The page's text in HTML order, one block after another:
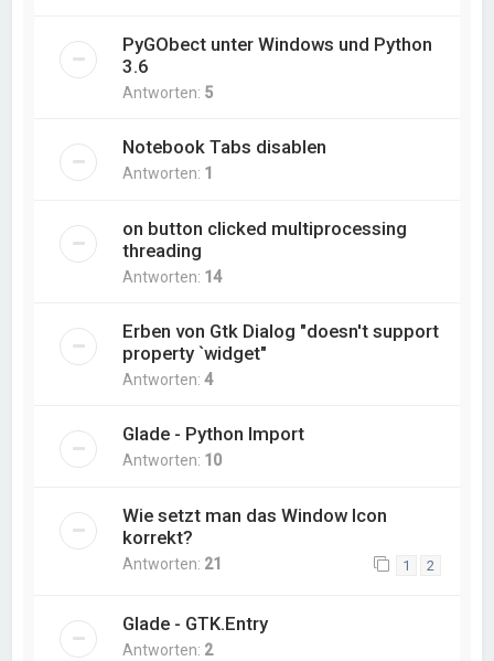
PyGObect unter Windows und Python
3.6
Antworten: 5
Notebook Tabs disablen
Antworten: 1
on button clicked multiprocessing
threading
Antworten: 14
Erben von Gtk Dialog "doesn't support
property `widget"
Antworten:4
Glade - Python Import
Antworten: 10
Wie setzt man das Window Icon
korrekt?
Antworten: 21 1 2
Glade - GTK.Entry
Antworten: 2